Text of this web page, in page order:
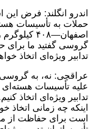
اندرو انگلند: فرض
حملات به تأسیسات
گروسی گفتید ما برای
تدابیر ویژه‌ای اتخاذ
عراقچی: نه، به گروسی
علیه تأسیسات هسته‌ای
تدابیر ویژه‌ای اتخاذ
اینکه چه زمانی اتخاذ
است برای حفاظت از